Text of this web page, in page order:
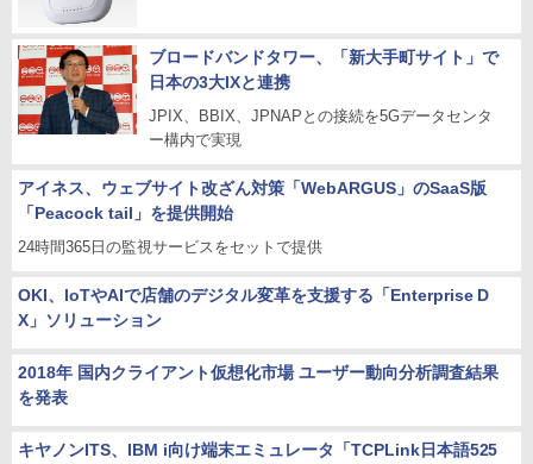
ブロードバンドタワー、「新大手町サイト」で
日本の3大IXと連携
JPIX、BBIX、JPNAPとの接続を5Gデータセンタ
ー構内で実現
アイネス、ウェブサイト改ざん対策「WebARGUS」のSaaS版
「Peacock tail」を提供開始
24時間365日の監視サービスをセットで提供
OKI、IoTやAIで店舗のデジタル変革を支援する「Enterprise D
X」ソリューション
2018年 国内クライアント仮想化市場 ユーザー動向分析調査結果
を発表
キヤノンITS、IBM i向け端末エミュレータ「TCPLink日本語525